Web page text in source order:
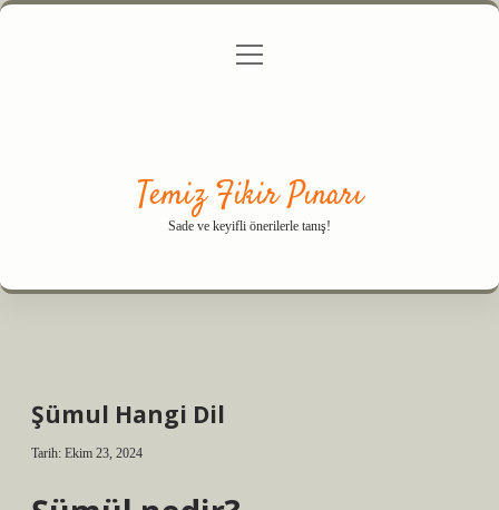
Gizlilik Politikası
menüyü
Temiz Fikir Pınarı
Sade ve keyifli önerilerle tanış!
Şümul Hangi Dil
Tarih: Ekim 23, 2024